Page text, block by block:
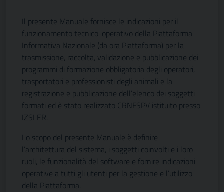
Il presente Manuale fornisce le indicazioni per il
funzionamento tecnico-operativo della Piattaforma
Informativa Nazionale (da ora Piattaforma) per la
trasmissione, raccolta, validazione e pubblicazione dei
programmi di formazione obbligatoria degli operatori,
trasportatori e professionisti degli animali e la
registrazione e pubblicazione dell’elenco dei soggetti
formati ed è stato realizzato CRNFSPV istituito presso
IZSLER.
Lo scopo del presente Manuale è definire
l’architettura del sistema, i soggetti coinvolti e i loro
ruoli, le funzionalità del software e fornire indicazioni
operative a tutti gli utenti per la gestione e l’utilizzo
della Piattaforma.